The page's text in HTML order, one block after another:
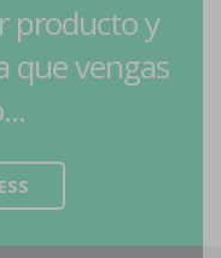
producto y
que vengas